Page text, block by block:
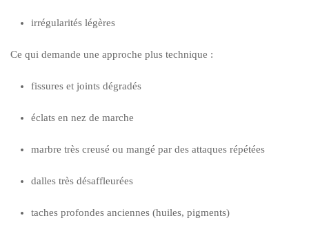
irrégularités légères
Ce qui demande une approche plus technique :
fissures et joints dégradés
éclats en nez de marche
marbre très creusé ou mangé par des attaques répétées
dalles très désaffleurées
taches profondes anciennes (huiles, pigments)